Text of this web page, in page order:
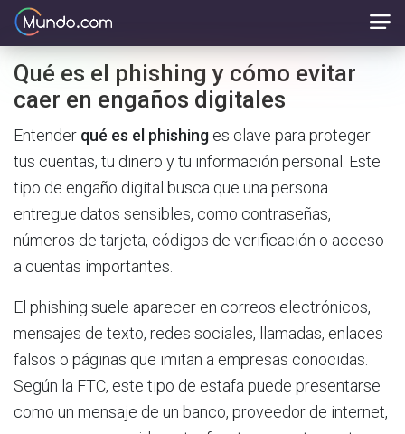
Qué es el phishing y cómo evitar
caer en engaños digitales
Entender qué es el phishing es clave para proteger
tus cuentas, tu dinero y tu información personal. Este
tipo de engaño digital busca que una persona
entregue datos sensibles, como contraseñas,
números de tarjeta, códigos de verificación o acceso
a cuentas importantes.
El phishing suele aparecer en correos electrónicos,
mensajes de texto, redes sociales, llamadas, enlaces
falsos o páginas que imitan a empresas conocidas.
Según la FTC, este tipo de estafa puede presentarse
como un mensaje de un banco, proveedor de internet,